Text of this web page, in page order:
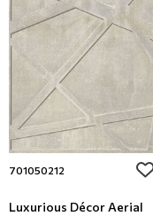
701050212
Luxurious Décor Aerial